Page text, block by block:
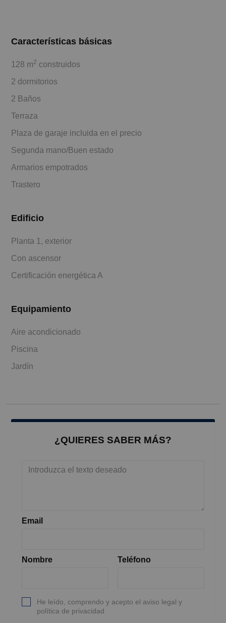
Características básicas
128 m2 construidos
2 dormitorios
2 Baños
Terraza
Plaza de garaje incluida en el precio
Segunda mano/Buen estado
Armarios empotrados
Trastero
Edificio
Planta 1, exterior
Con ascensor
Certificación energética A
Equipamiento
Aire acondicionado
Piscina
Jardín
¿QUIERES SABER MÁS?
Email
Nombre Teléfono
He leído, comprendo y acepto el aviso legal y
política de privacidad